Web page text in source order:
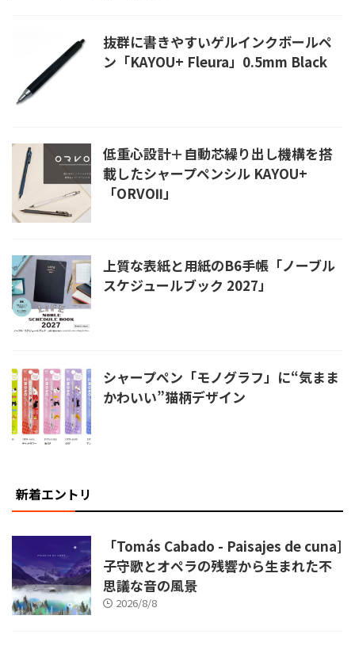
抜群に書きやすいゲルインクボールペ
ン「KAYOU+ Fleura」0.5mm Black
低重心設計＋自動芯繰り出し機構を搭
載したシャープペンシル KAYOU+
「ORVOⅡ」
上質な表紙と用紙のB6手帳「ノーブル
スケジュールブック 2027」
シャープペン「モノグラフ」に“気まま
かわいい”猫柄デザイン
新着エントリ
「Tomás Cabado - Paisajes de cuna]
子守歌とオペラの残響から生まれた不
思議な音の風景
2026/8/8